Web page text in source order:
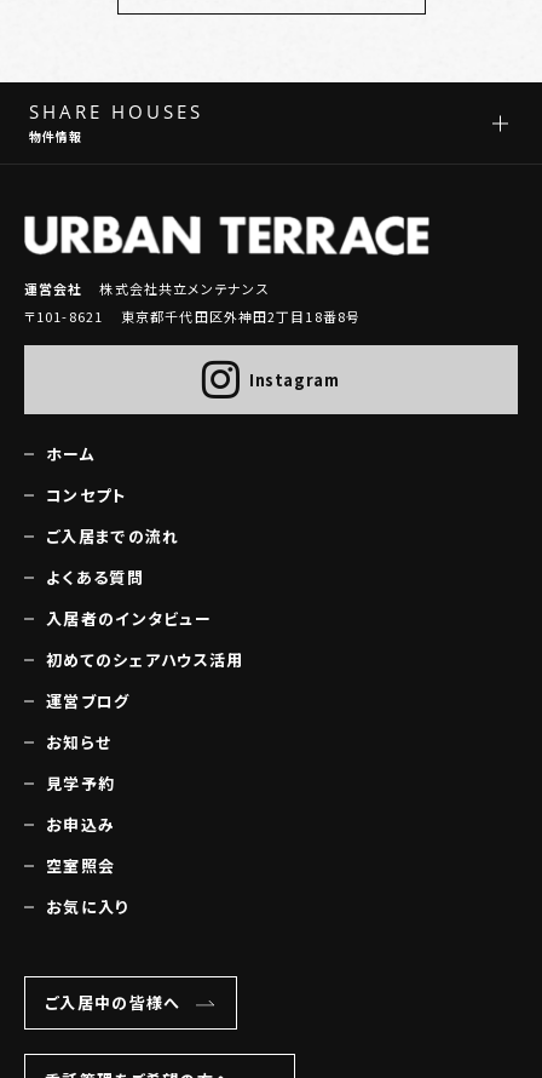
SHARE HOUSES
物件情報
運営会社
株式会社共立メンテナンス
〒101-8621 東京都千代田区外神田2丁目18番8号
Instagram
ホーム
コンセプト
ご入居までの流れ
よくある質問
入居者のインタビュー
初めてのシェアハウス活用
運営ブログ
お知らせ
見学予約
お申込み
空室照会
お気に入り
ご入居中の皆様へ